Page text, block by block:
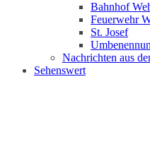
Bahnhof
Feuerwehr
St. Josef
Nachrichten aus
Sehenswert